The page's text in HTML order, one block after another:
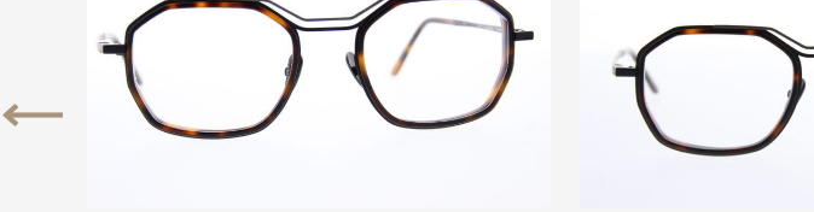
Vorige